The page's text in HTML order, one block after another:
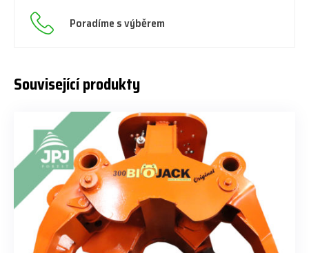
Poradíme s výběrem
Související produkty